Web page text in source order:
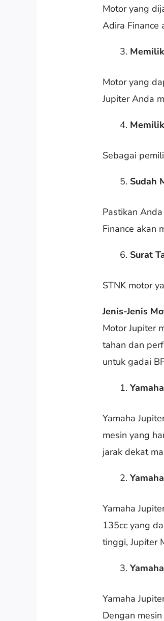
Motor yang
Adira Finance
Motor yang
Jupiter Anda
Sebagai
Sudah
Pastikan
Finance akan
Surat
STNK motor
Jenis-Jenis
Motor Jupiter
tahan dan
untuk gadai
Yamaha
mesin yang
jarak dekat
Yamaha
135cc yang
tinggi, Jupiter
Yamaha
Dengan